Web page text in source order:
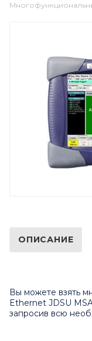
ОПИСАНИЕ
Вы можете взять
Ethernet JDSU
запросив всю